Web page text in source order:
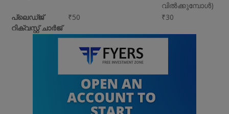
വിൽക്കുമ്പോൾ)
പ്ലെഡ്ജ്
റിക്വസ്റ്റ് ചാർജ്
₹50 ₹30